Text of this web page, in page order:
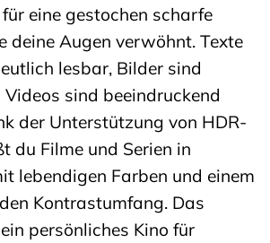
eine gestochen scharfe
deine Augen verwöhnt. Texte
lesbar, Bilder sind
sind beeindruckend
der Unterstützung von HDR-
du Filme und Serien in
lebendigen Farben und einem
Kontrastumfang. Das
persönliches Kino für